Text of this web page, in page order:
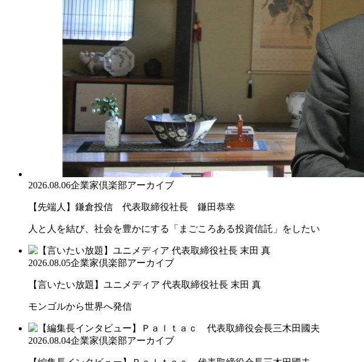
2026.08.06企業家倶楽部アーカイブ
【先端人】鎌倉投信 代表取締役社長 鎌田恭幸
人と人を結び、社会を豊かにする「まごころある投資信託」をしたい
2026.08.05企業家倶楽部アーカイブ
【言いたい放題】ユニメディア 代表取締役社長 末田 真
モンゴルから世界へ発信
2026.08.04企業家倶楽部アーカイブ